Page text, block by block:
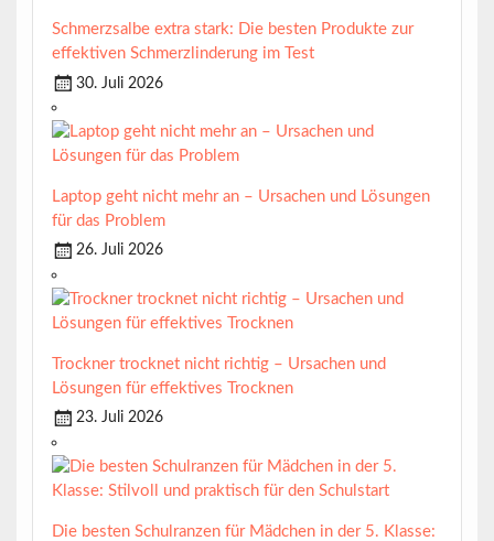
Schmerzsalbe extra stark: Die besten Produkte zur
effektiven Schmerzlinderung im Test
30. Juli 2026
Laptop geht nicht mehr an – Ursachen und Lösungen
für das Problem
26. Juli 2026
Trockner trocknet nicht richtig – Ursachen und
Lösungen für effektives Trocknen
23. Juli 2026
Die besten Schulranzen für Mädchen in der 5. Klasse: